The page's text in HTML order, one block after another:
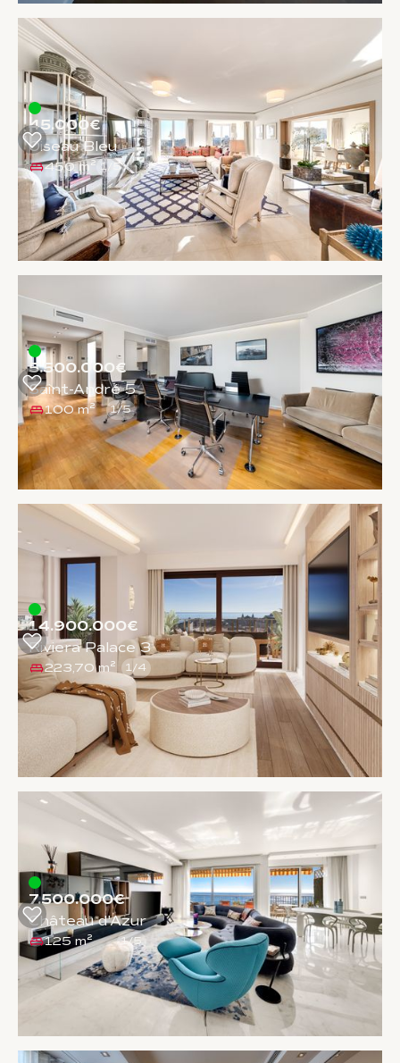
45.000€
Oiseau Bleu
450 m² 1 5
5.500.000€
Saint-André 5
100 m² 1/5
14.900.000€
Riviera Palace 3
223,70 m² 1/4
7.500.000€
Château d'Azur
125 m² 1/5